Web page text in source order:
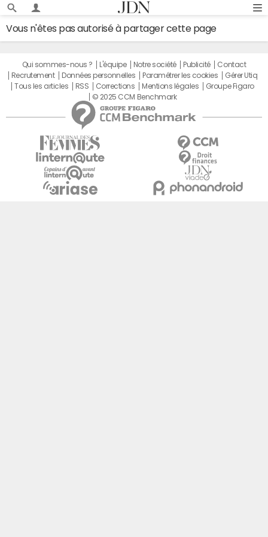
Vous n'êtes pas autorisé à partager cette page
Qui sommes-nous ? L'équipe Notre société Publicité
Contact
Recrutement
Données personnelles Paramétrer les cookies
Gérer Utiq
Tous les articles
RSS Corrections Mentions légales
Groupe Figaro
© 2025 CCM Benchmark